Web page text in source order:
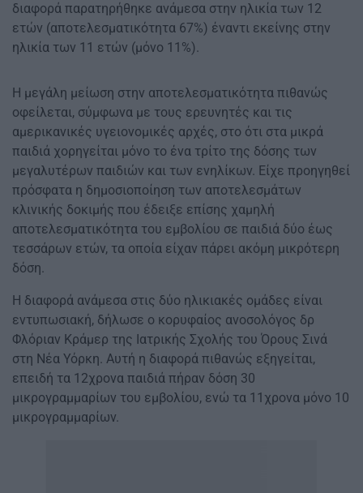
διαφορά παρατηρήθηκε ανάμεσα στην ηλικία των 12
ετών (αποτελεσματικότητα 67%) έναντι εκείνης στην
ηλικία των 11 ετών (μόνο 11%).
Η μεγάλη μείωση στην αποτελεσματικότητα πιθανώς
οφείλεται, σύμφωνα με τους ερευνητές και τις
αμερικανικές υγειονομικές αρχές, στο ότι στα μικρά
παιδιά χορηγείται μόνο το ένα τρίτο της δόσης των
μεγαλυτέρων παιδιών και των ενηλίκων. Είχε προηγηθεί
πρόσφατα η δημοσιοποίηση των αποτελεσμάτων
κλινικής δοκιμής που έδειξε επίσης χαμηλή
αποτελεσματικότητα του εμβολίου σε παιδιά δύο έως
τεσσάρων ετών, τα οποία είχαν πάρει ακόμη μικρότερη
δόση.
Η διαφορά ανάμεσα στις δύο ηλικιακές ομάδες είναι
εντυπωσιακή, δήλωσε ο κορυφαίος ανοσολόγος δρ
Φλόριαν Κράμερ της Ιατρικής Σχολής του Όρους Σινά
στη Νέα Υόρκη. Αυτή η διαφορά πιθανώς εξηγείται,
επειδή τα 12χρονα παιδιά πήραν δόση 30
μικρογραμμαρίων του εμβολίου, ενώ τα 11χρονα μόνο 10
μικρογραμμαρίων.